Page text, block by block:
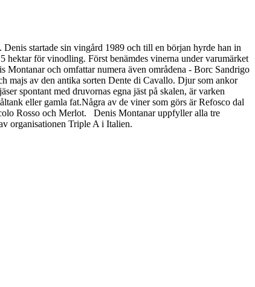
startade sin vingård 1989 och till en början hyrde han in
hektar för vinodling. Först benämdes vinerna under varumärket
Montanar och omfattar numera även områdena - Borc Sandrigo
majs av den antika sorten Dente di Cavallo. Djur som ankor
spontant med druvornas egna jäst på skalen, är varken
eller gamla fat. ​ Några av de viner som görs är Refosco dal
Rosso och Merlot. Denis Montanar uppfyller alla tre
organisationen Triple A i Italien.